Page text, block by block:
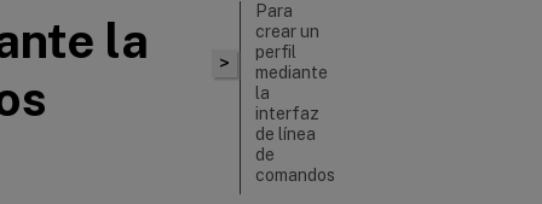
la
>
Para
crear un
perfil
mediante
la
interfaz
de línea
de
comandos